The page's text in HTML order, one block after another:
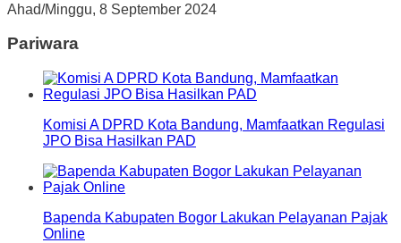
Ahad/Minggu, 8 September 2024
Pariwara
Komisi A DPRD Kota Bandung, Mamfaatkan Regulasi
JPO Bisa Hasilkan PAD
Bapenda Kabupaten Bogor Lakukan Pelayanan Pajak
Online